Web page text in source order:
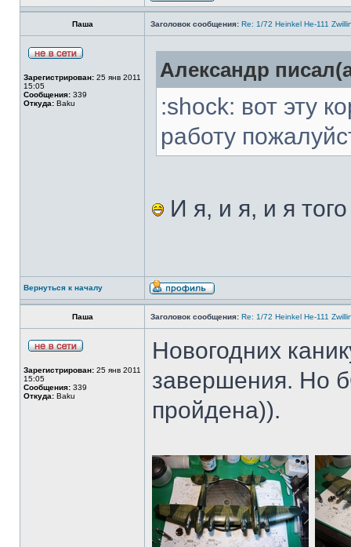
Паша Заголовок сообщения: Re: 1/72 Heinkel He-111
Зарегистрирован: 25 янв 2011
15:05
Сообщения: 339
Откуда: Baku
Александр
:shock: вот эту
работу
И я, и я, и я
Вернуться к началу
Паша Заголовок сообщения: Re: 1/72 Heinkel He-111
Зарегистрирован: 25 янв 2011
15:05
Сообщения: 339
Откуда: Baku
Новогодних
завершения. Но
пройдена)).